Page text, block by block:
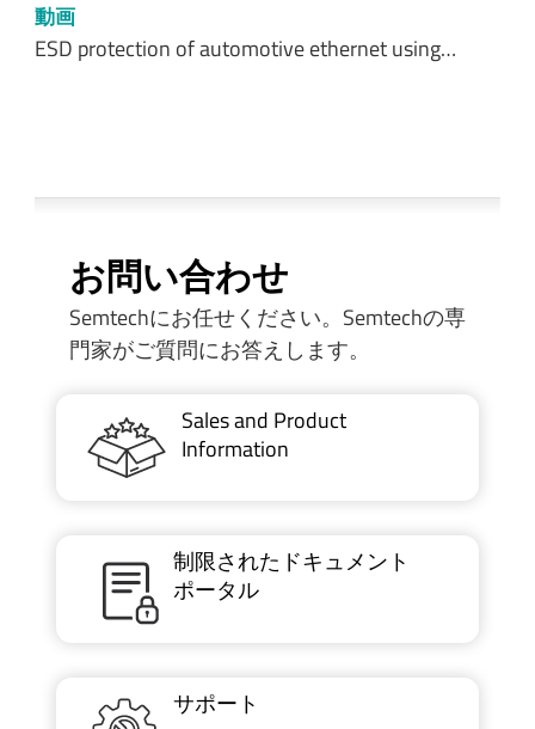
動画
ESD protection of automotive ethernet using…
お問い合わせ
Semtechにお任せください。Semtechの専
門家がご質問にお答えします。
Sales and Product
Information
制限されたドキュメント
ポータル
サポート